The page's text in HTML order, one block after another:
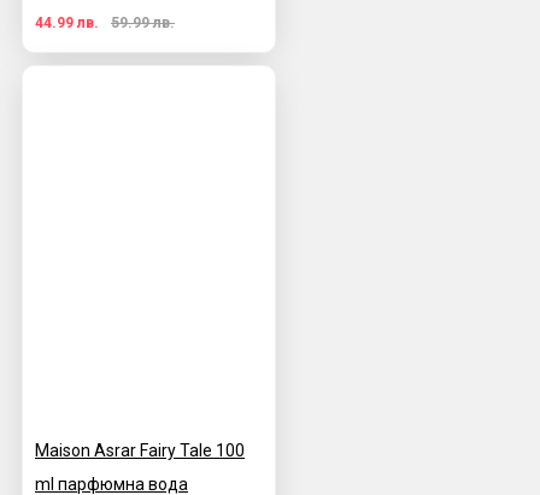
44.99 лв. 59.99 лв.
Maison Asrar Fairy Tale 100
ml парфюмна вода